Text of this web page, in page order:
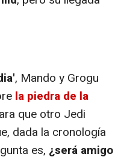
, Mando y Grogu
la piedra de la
que otro Jedi
dada la cronología
es, ¿será amigo